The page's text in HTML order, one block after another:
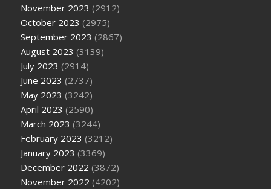
November 2023 (2912)
October 2023 (2975)
September 2023 (2867)
August 2023 (3139)
July 2023 (2914)
June 2023 (2737)
May 2023 (3242)
April 2023 (2590)
March 2023 (3244)
February 2023 (3212)
January 2023 (3369)
December 2022 (3872)
November 2022 (4202)